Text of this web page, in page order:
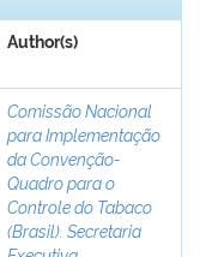
Author(s)
Comissão Nacional
para Implementação
da Convenção-
Quadro para o
Controle do Tabaco
(Brasil). Secretaria